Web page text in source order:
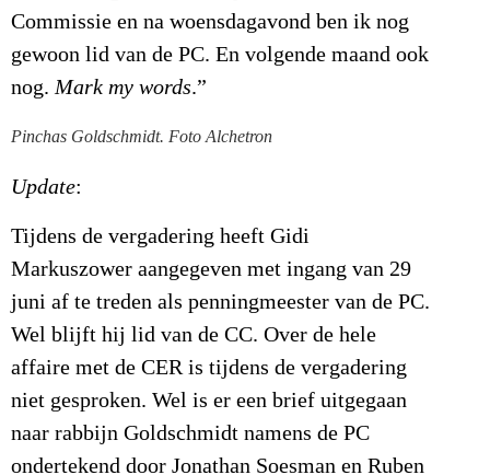
Commissie en na woensdagavond ben ik nog
gewoon lid van de PC. En volgende maand ook
nog.Mark my words.”
Pinchas Goldschmidt. Foto Alchetron
Update:
Tijdens de vergadering heeft Gidi
Markuszower aangegeven met ingang van 29
juni af te treden als penningmeester van de PC.
Wel blijft hij lid van de CC. Over de hele
affaire met de CER is tijdens de vergadering
niet gesproken. Wel is er een brief uitgegaan
naar rabbijn Goldschmidt namens de PC
ondertekend door Jonathan Soesman en Ruben